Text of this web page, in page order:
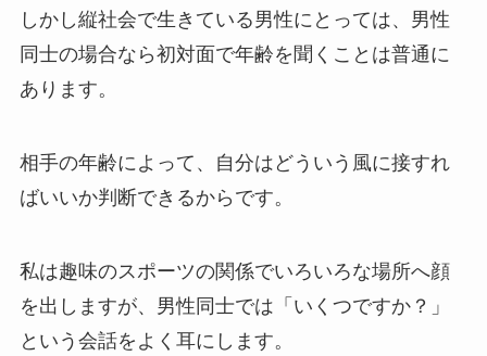
しかし縦社会で生きている男性にとっては、男性
同士の場合なら初対面で年齢を聞くことは普通に
あります。
相手の年齢によって、自分はどういう風に接すれ
ばいいか判断できるからです。
私は趣味のスポーツの関係でいろいろな場所へ顔
を出しますが、男性同士では「いくつですか？」
という会話をよく耳にします。